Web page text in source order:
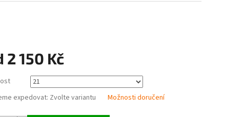
2 150 Kč
expedovat: Zvolte variantu Možnosti doručení